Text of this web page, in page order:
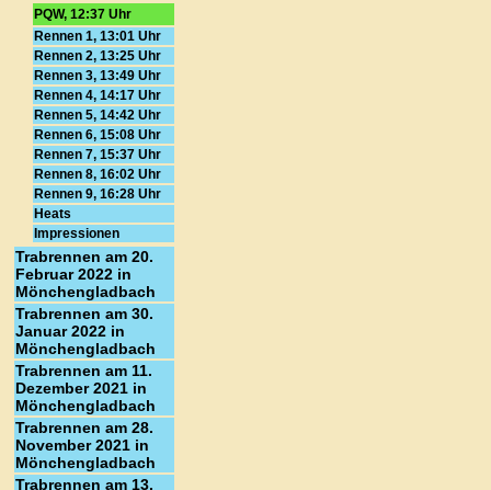
PQW, 12:37 Uhr
Rennen 1, 13:01 Uhr
Rennen 2, 13:25 Uhr
Rennen 3, 13:49 Uhr
Rennen 4, 14:17 Uhr
Rennen 5, 14:42 Uhr
Rennen 6, 15:08 Uhr
Rennen 7, 15:37 Uhr
Rennen 8, 16:02 Uhr
Rennen 9, 16:28 Uhr
Heats
Impressionen
Trabrennen am 20.
Februar 2022 in
Mönchengladbach
Trabrennen am 30.
Januar 2022 in
Mönchengladbach
Trabrennen am 11.
Dezember 2021 in
Mönchengladbach
Trabrennen am 28.
November 2021 in
Mönchengladbach
Trabrennen am 13.